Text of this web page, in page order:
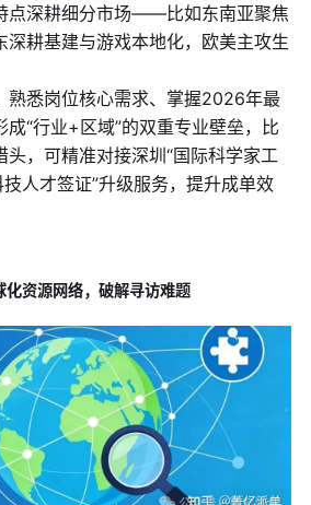
点深耕细分市场——比如东南亚聚焦
深耕基建与游戏本地化，欧美主攻生
熟悉岗位核心需求、掌握2026年最
“行业+区域”的双重专业壁垒，比
头，可精准对接深圳“国际科学家工
人才签证”升级服务，提升成单效
资源网络，破解寻访难题